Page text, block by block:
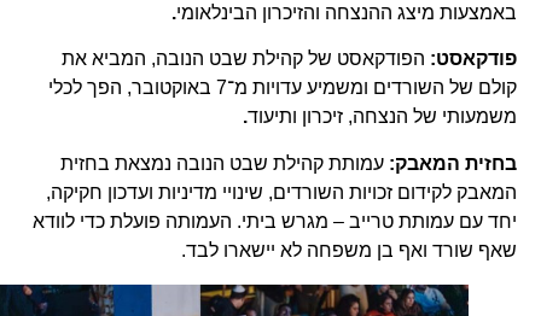
באמצעות מיצג ההנצחה והזיכרון הבינלאומי.
פודקאסט:הפודקאסט של קהילת שבט הנובה, המביא את
קולם של השורדים ומשמיע עדויות מ־7 באוקטובר, הפך לכלי
משמעותי של הנצחה, זיכרון ותיעוד.
בחזית המאבק:עמותת קהילת שבט הנובה נמצאת בחזית
המאבק לקידום זכויות השורדים, שינויי מדיניות ועדכון חקיקה,
יחד עם עמותת טרייב – מגרש ביתי. העמותה פועלת כדי לוודא
שאף שורד ואף בן משפחה לא יישארו לבד.